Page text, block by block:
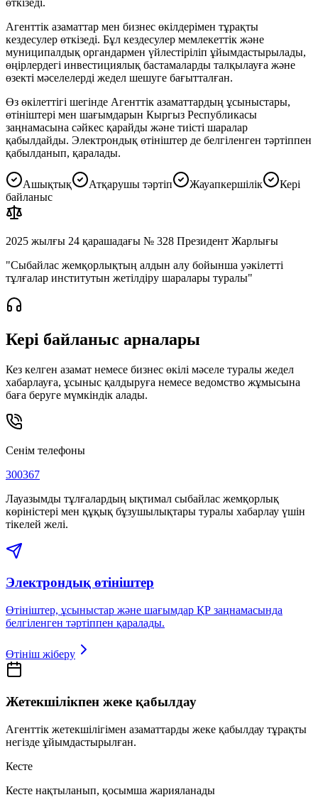
Агенттік азаматтар мен бизнес өкілдерімен тұрақты
кездесулер өткізеді. Бұл кездесулер мемлекеттік және
муниципалдық органдармен үйлестіріліп ұйымдастырылады,
өңірлердегі инвестициялық бастамаларды талқылауға және
өзекті мәселелерді жедел шешуге бағытталған.
Өз өкілеттігі шегінде Агенттік азаматтардың ұсыныстары,
өтініштері мен шағымдарын Кыргыз Республикасы
заңнамасына сәйкес қарайды және тиісті шаралар
қабылдайды. Электрондық өтініштер де белгіленген тәртіппен
қабылданып, қаралады.
Ашықтық Атқарушы тәртіп Жауапкершілік
Кері
байланыс
2025 жылғы 24 қарашадағы № 328 Президент Жарлығы
"Сыбайлас жемқорлықтың алдын алу бойынша уәкілетті
тұлғалар институтын жетілдіру шаралары туралы"
Кері байланыс арналары
Кез келген азамат немесе бизнес өкілі мәселе туралы жедел
хабарлауға, ұсыныс қалдыруға немесе ведомство жұмысына
баға беруге мүмкіндік алады.
Сенім телефоны
300367
Лауазымды тұлғалардың ықтимал сыбайлас жемқорлық
көріністері мен құқық бұзушылықтары туралы хабарлау үшін
тікелей желі.
Электрондық өтініштер
Өтініштер, ұсыныстар және шағымдар ҚР заңнамасында
белгіленген тәртіппен қаралады.
Өтініш жіберу
Жетекшілікпен жеке қабылдау
Агенттік жетекшілігімен азаматтарды жеке қабылдау тұрақты
негізде ұйымдастырылған.
Кесте
Кесте нақтыланып, қосымша жарияланады